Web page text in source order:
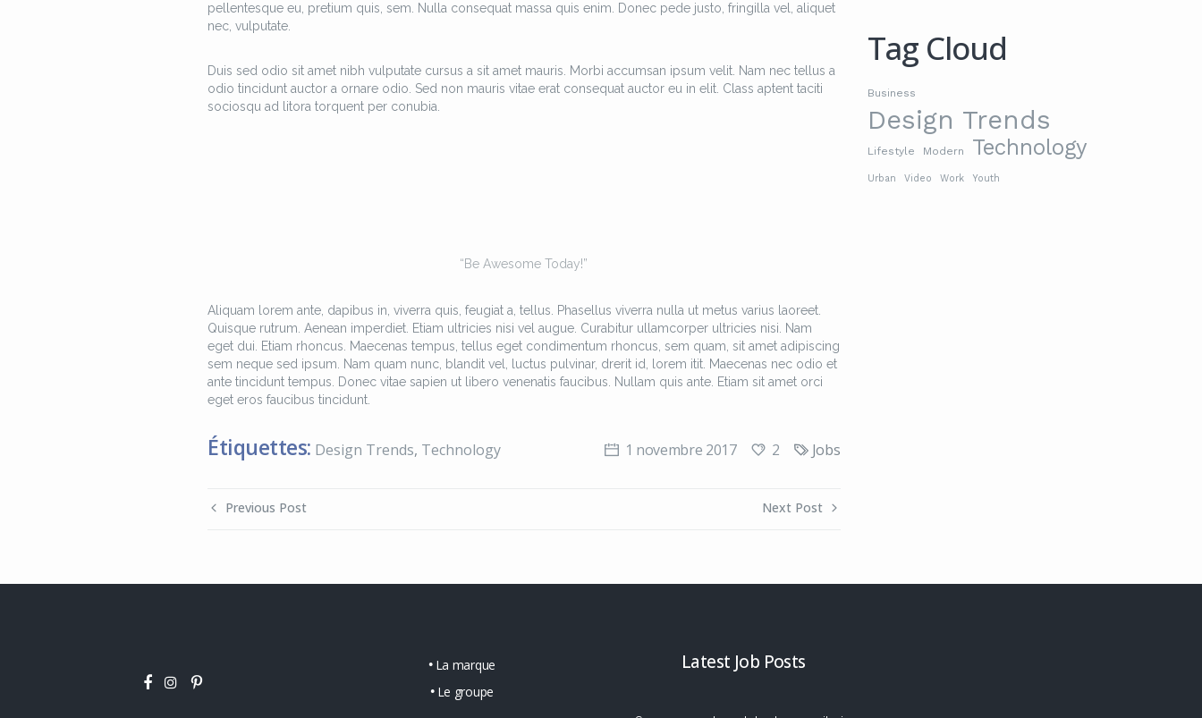
pellentesque eu, pretium quis, sem. Nulla consequat massa quis enim. Donec pede justo, fringilla vel, aliquet
nec, vulputate.
Duis sed odio sit amet nibh vulputate cursus a sit amet mauris. Morbi accumsan ipsum velit. Nam nec tellus a
odio tincidunt auctor a ornare odio. Sed non mauris vitae erat consequat auctor eu in elit. Class aptent taciti
sociosqu ad litora torquent per conubia.
“Be Awesome Today!”
Aliquam lorem ante, dapibus in, viverra quis, feugiat a, tellus. Phasellus viverra nulla ut metus varius laoreet.
Quisque rutrum. Aenean imperdiet. Etiam ultricies nisi vel augue. Curabitur ullamcorper ultricies nisi. Nam
eget dui. Etiam rhoncus. Maecenas tempus, tellus eget condimentum rhoncus, sem quam, sit amet adipiscing
sem neque sed ipsum. Nam quam nunc, blandit vel, luctus pulvinar, drerit id, lorem itit. Maecenas nec odio et
ante tincidunt tempus. Donec vitae sapien ut libero venenatis faucibus. Nullam quis ante. Etiam sit amet orci
eget eros faucibus tincidunt.
Étiquettes: Design Trends, Technology 1 novembre 2017 2 Jobs
Previous Post Next Post
Tag Cloud
Business
Design Trends
Lifestyle Modern Technology
Urban Video Work Youth
La marque
Le groupe
Latest Job Posts